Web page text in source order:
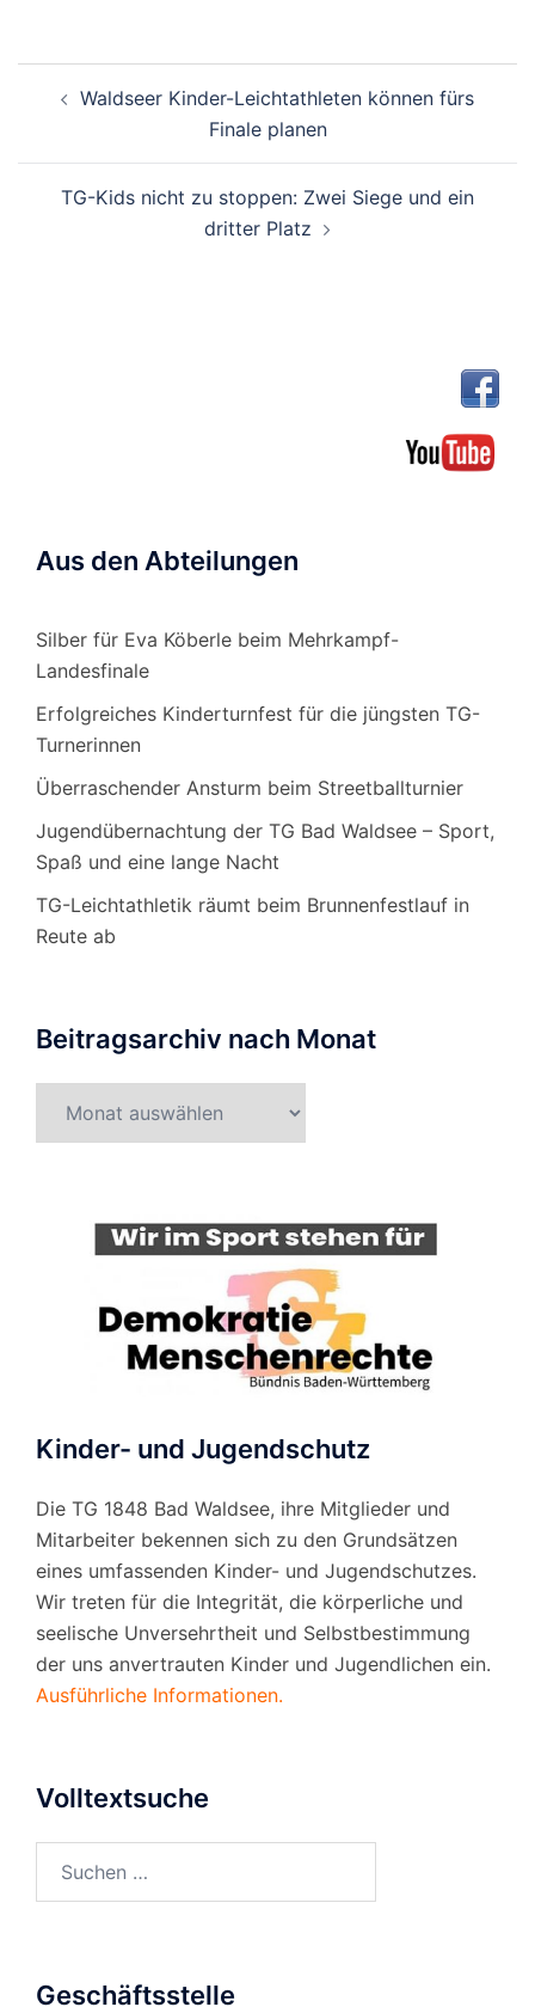
Waldseer Kinder-Leichtathleten können fürs
Finale planen
TG-Kids nicht zu stoppen: Zwei Siege und ein
dritter Platz
Aus den Abteilungen
Silber für Eva Köberle beim Mehrkampf-
Landesfinale
Erfolgreiches Kinderturnfest für die jüngsten TG-
Turnerinnen
Überraschender Ansturm beim Streetballturnier
Jugendübernachtung der TG Bad Waldsee – Sport,
Spaß und eine lange Nacht
TG-Leichtathletik räumt beim Brunnenfestlauf in
Reute ab
Beitragsarchiv nach Monat
nach
Kinder- und Jugendschutz
Die TG 1848 Bad Waldsee, ihre Mitglieder und
Mitarbeiter bekennen sich zu den Grundsätzen
eines umfassenden Kinder- und Jugendschutzes.
Wir treten für die Integrität, die körperliche und
seelische Unversehrtheit und Selbstbestimmung
der uns anvertrauten Kinder und Jugendlichen ein.
Ausführliche Informationen.
Volltextsuche
Geschäftsstelle